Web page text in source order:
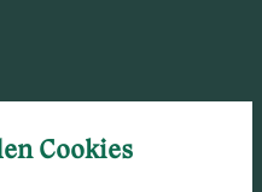
Cookies